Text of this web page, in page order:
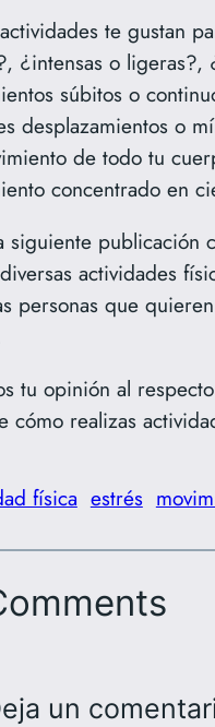
te gustan
¿intensas o ligeras?,
súbitos o
desplazamientos o
de todo tu
concentrado en
siguiente publicación
actividades
personas que
tu opinión al
cómo realizas
física estrés
un